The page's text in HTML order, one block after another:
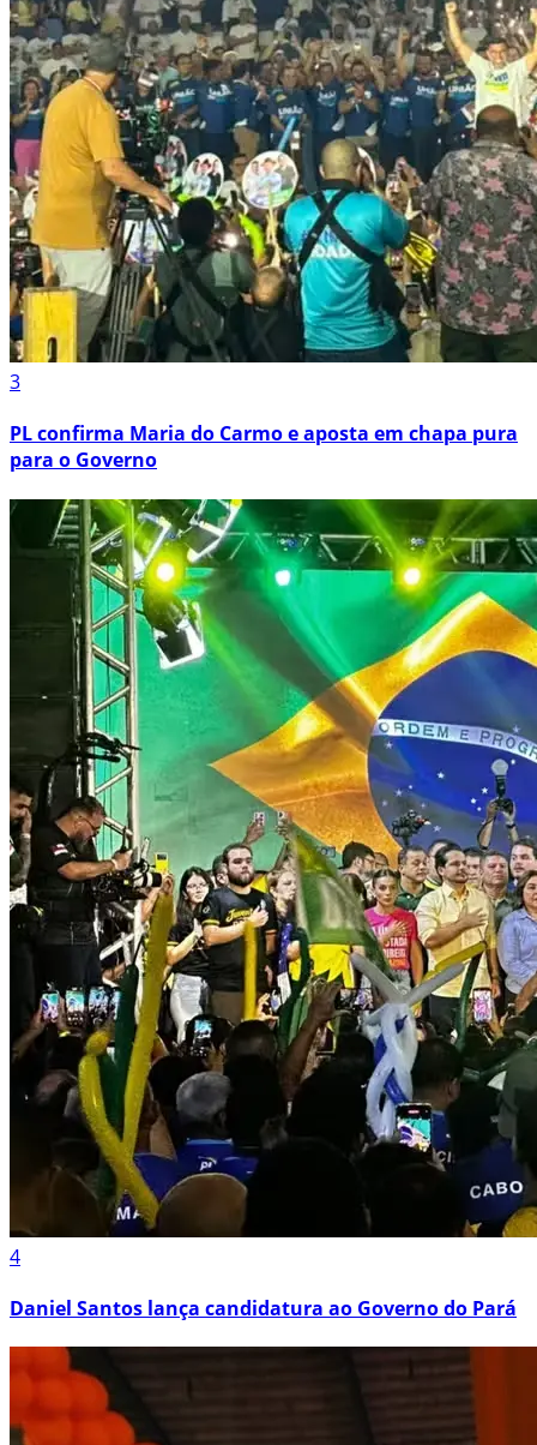
3
PL confirma Maria do Carmo e aposta em chapa pura
para o Governo
4
Daniel Santos lança candidatura ao Governo do Pará